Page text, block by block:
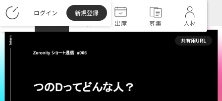
ログイン
新規登録
学習 出席 募集 人材
共有用URL